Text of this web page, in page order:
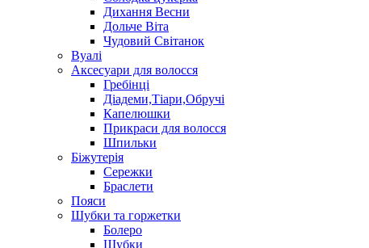
Дихання Весни
Дольче Віта
Чудовий Світанок
Вуалі
Аксесуари для волосся
Гребінці
Діадеми,Тіари,Обручі
Капелюшки
Прикраси для волосся
Шпильки
Біжутерія
Cережки
Браслети
Пояси
Шубки та горжетки
Болеро
Шубки